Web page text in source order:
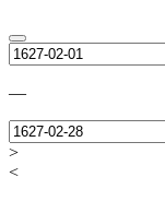
—
>
<